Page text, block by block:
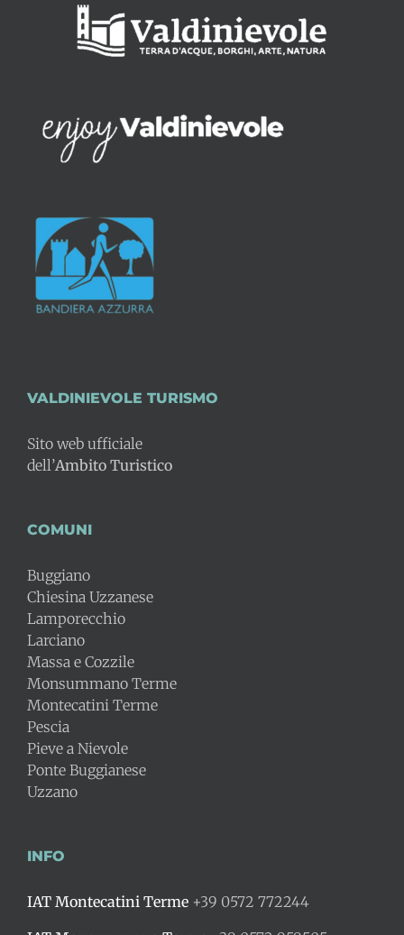
VALDINIEVOLE TURISMO
Sito web ufficiale
dell’Ambito Turistico
COMUNI
Buggiano
Chiesina Uzzanese
Lamporecchio
Larciano
Massa e Cozzile
Monsummano Terme
Montecatini Terme
Pescia
Pieve a Nievole
Ponte Buggianese
Uzzano
INFO
IAT Montecatini Terme +39 0572 772244